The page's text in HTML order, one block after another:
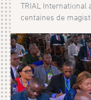
TRIAL International
centaines de